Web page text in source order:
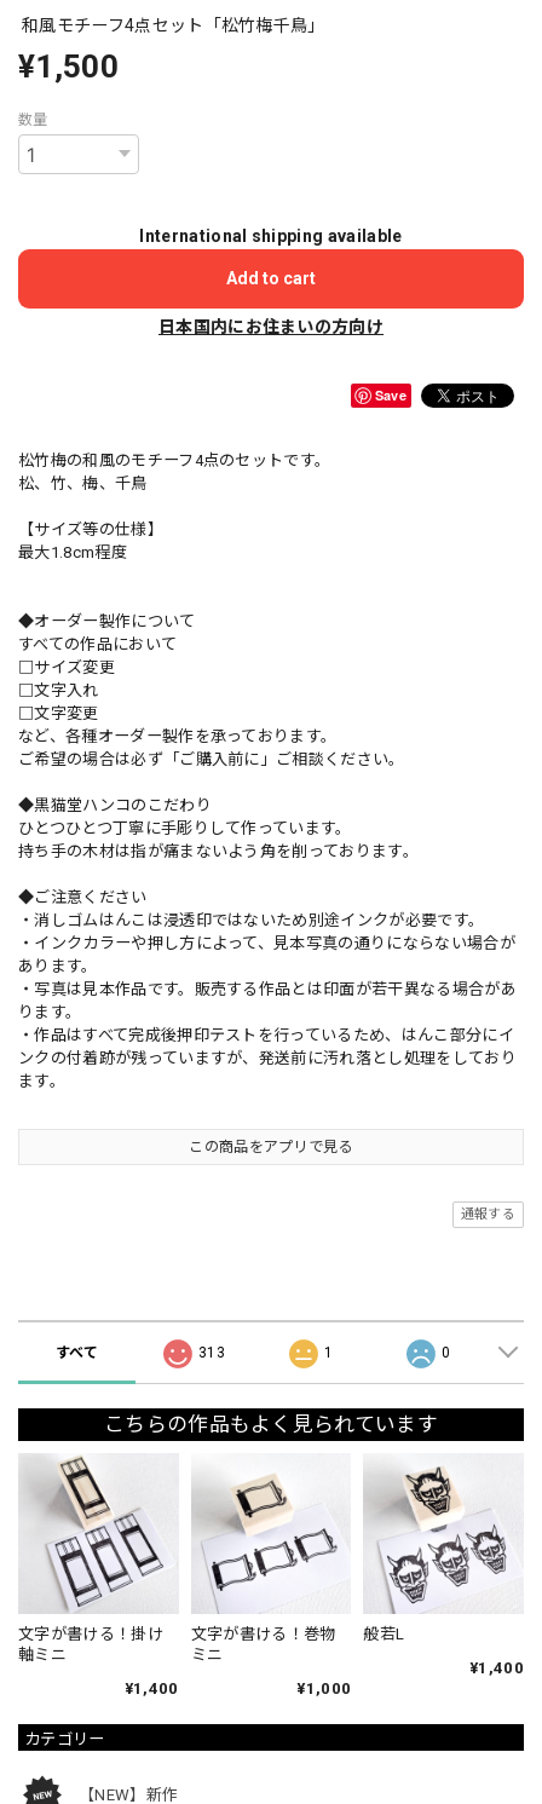
カテゴリー
【NEW】新作
和風モチーフ4点セット「松竹梅千鳥」
¥1,500
数量
International shipping available
Add to cart
日本国内にお住まいの方向け
Save
松竹梅の和風のモチーフ4点のセットです。
松、竹、梅、千鳥
【サイズ等の仕様】
最大1.8cm程度
◆オーダー製作について
すべての作品において
□サイズ変更
□文字入れ
□文字変更
など、各種オーダー製作を承っております。
ご希望の場合は必ず「ご購入前に」ご相談ください。
◆黒猫堂ハンコのこだわり
ひとつひとつ丁寧に手彫りして作っています。
持ち手の木材は指が痛まないよう角を削っております。
◆ご注意ください
・消しゴムはんこは浸透印ではないため別途インクが必要です。
・インクカラーや押し方によって、見本写真の通りにならない場合が
あります。
・写真は見本作品です。販売する作品とは印面が若干異なる場合があ
ります。
・作品はすべて完成後押印テストを行っているため、はんこ部分にイ
ンクの付着跡が残っていますが、発送前に汚れ落とし処理をしており
ます。
この商品をアプリで見る
通報する
すべて 313 1 0
こちらの作品もよく見られています
文字が書ける！掛け
軸ミニ
¥1,400
文字が書ける！巻物
ミニ
¥1,000
般若L
¥1,400